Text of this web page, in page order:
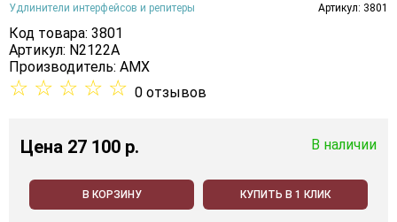
Удлинители интерфейсов и репитеры Артикул: 3801
Код товара: 3801
Артикул: N2122A
Производитель: AMX
☆ ☆ ☆ ☆ ☆ 0 отзывов
Цена 27 100 p. В наличии
В КОРЗИНУ КУПИТЬ В 1 КЛИК